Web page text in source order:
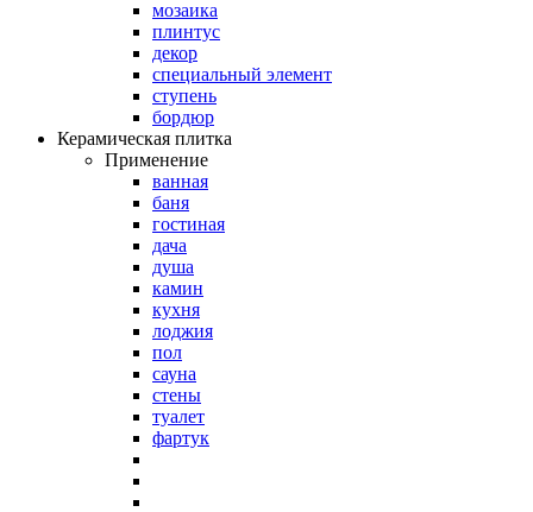
мозаика
плинтус
декор
специальный элемент
ступень
бордюр
Керамическая плитка
Применение
ванная
баня
гостиная
дача
душа
камин
кухня
лоджия
пол
сауна
стены
туалет
фартук